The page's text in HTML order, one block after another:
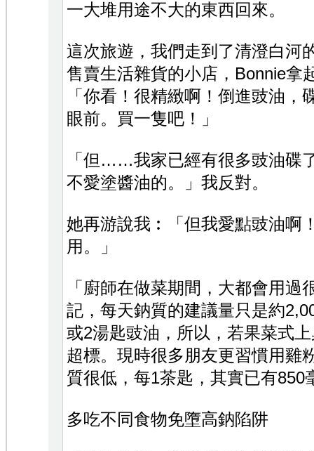
一大堆用途不大的東西回來。
這次旅遊，我們走到了清澄白河
售賣生活雜貨的小店，Bonnie拿
「你看！很精緻啊！倒進豉油，
眼前。買一隻吧！」
「但……我家已經有很多豉油碟
不愛塗醬油的。」我反對。
她再游說我︰「但我愛點豉油啊
用。」
「廚師在做菜期間，大都會用過
記，每天鈉質的建議量只是約
或2湯匙豉油，所以，若果菜式
超標。現時很多朋友更習慣用雞
質很低，每1茶匙，其實已有850
多吃不同食物免墮高鈉陷阱